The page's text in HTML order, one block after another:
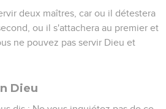
deux maîtres, car ou il détestera
ou il s'attachera au premier et
ne pouvez pas servir Dieu et
Dieu